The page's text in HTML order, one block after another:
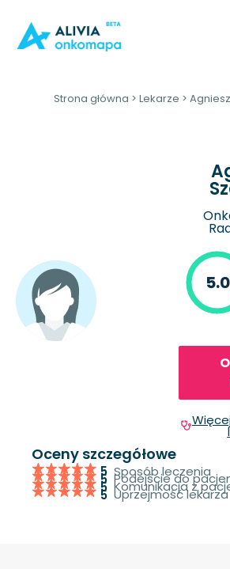
Strona główna > Lekarze >
5.0
Oceny szczegółowe
5 Sposób leczenia
5 Podejście do
5 Komunikacja z
5 Uprzejmość lekarza